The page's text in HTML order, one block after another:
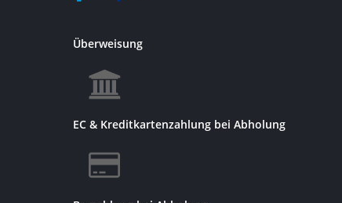
Überweisung
EC & Kreditkartenzahlung bei Abholung